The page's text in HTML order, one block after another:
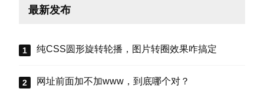
最新发布
纯CSS圆形旋转轮播，图片转圈效果咋搞定
网址前面加不加www，到底哪个对？